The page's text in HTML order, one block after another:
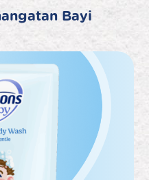
Bayi